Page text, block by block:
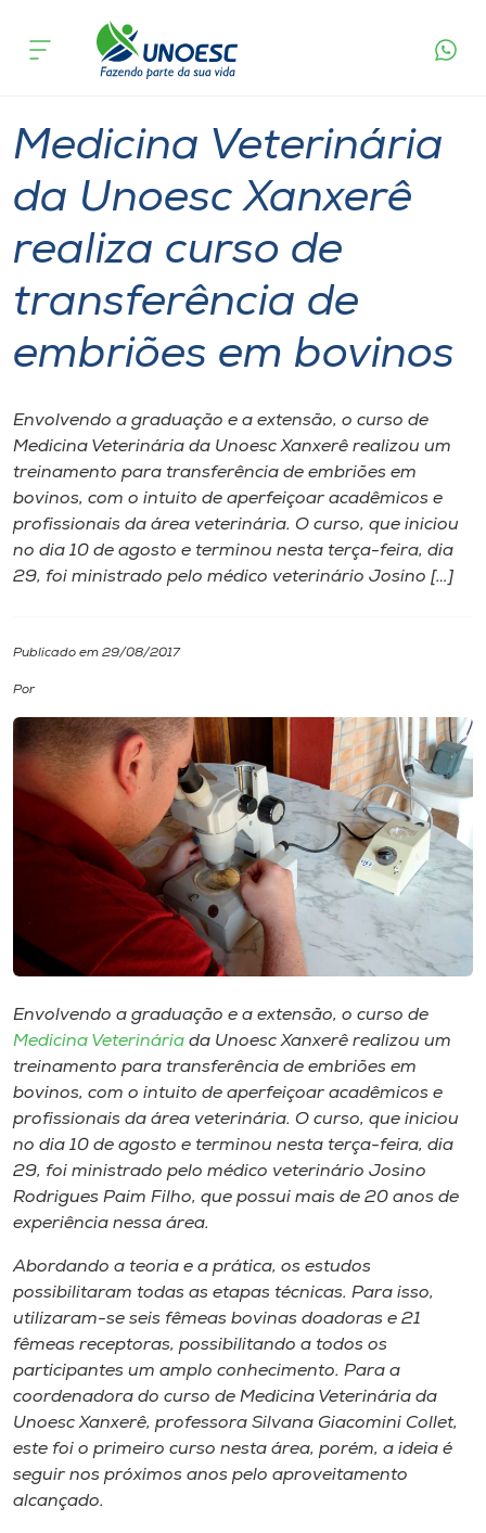
Cursos
Pesquisa
Atendimento ao Estudante
Portal de Ensino
Internacionalização
I.nova
Cultura
CPA
Biblioteca
Editora
Rádio
Museu
Unoesc
Store
Selecione
o idioma
A+
A-
acontece
Medicina Veterinária
da Unoesc Xanxerê
realiza curso de
transferência de
embriões em bovinos
Envolvendo a graduação e a extensão, o curso de
Medicina Veterinária da Unoesc Xanxerê realizou um
treinamento para transferência de embriões em
bovinos, com o intuito de aperfeiçoar acadêmicos e
profissionais da área veterinária. O curso, que iniciou
no dia 10 de agosto e terminou nesta terça-feira, dia
29, foi ministrado pelo médico veterinário Josino […]
Publicado em 29/08/2017
Por
Envolvendo a graduação e a extensão, o curso de
Medicina Veterinária da Unoesc Xanxerê realizou um
treinamento para transferência de embriões em
bovinos, com o intuito de aperfeiçoar acadêmicos e
profissionais da área veterinária. O curso, que iniciou
no dia 10 de agosto e terminou nesta terça-feira, dia
29, foi ministrado pelo médico veterinário Josino
Rodrigues Paim Filho, que possui mais de 20 anos de
experiência nessa área.
Abordando a teoria e a prática, os estudos
possibilitaram todas as etapas técnicas. Para isso,
utilizaram-se seis fêmeas bovinas doadoras e 21
fêmeas receptoras, possibilitando a todos os
participantes um amplo conhecimento. Para a
coordenadora do curso de Medicina Veterinária da
Unoesc Xanxerê, professora Silvana Giacomini Collet,
este foi o primeiro curso nesta área, porém, a ideia é
seguir nos próximos anos pelo aproveitamento
alcançado.